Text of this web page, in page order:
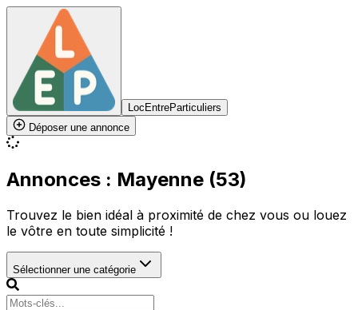
LocEntreParticuliers
Déposer une annonce
Annonces : Mayenne (53)
Trouvez le bien idéal à proximité de chez vous ou louez
le vôtre en toute simplicité !
Sélectionner une catégorie